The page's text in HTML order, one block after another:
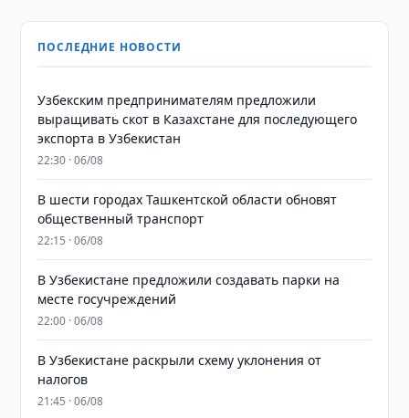
ПОСЛЕДНИЕ НОВОСТИ
Узбекским предпринимателям предложили
выращивать скот в Казахстане для последующего
экспорта в Узбекистан
22:30 · 06/08
В шести городах Ташкентской области обновят
общественный транспорт
22:15 · 06/08
В Узбекистане предложили создавать парки на
месте госучреждений
22:00 · 06/08
В Узбекистане раскрыли схему уклонения от
налогов
21:45 · 06/08